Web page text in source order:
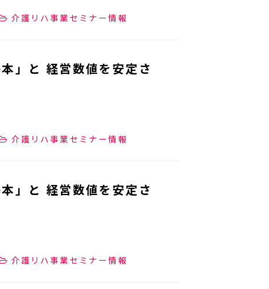
介護リハ事業セミナー情報
」と 経営数値を安定さ
介護リハ事業セミナー情報
」と 経営数値を安定さ
介護リハ事業セミナー情報